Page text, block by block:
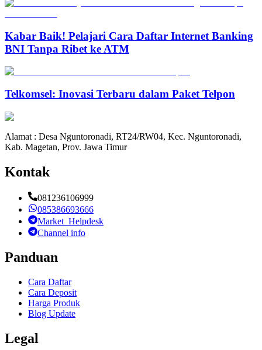
Kabar Baik! Pelajari Cara Daftar Internet Banking
BNI Tanpa Ribet ke ATM
Telkomsel: Inovasi Terbaru dalam Paket Telpon
Alamat : Desa Nguntoronadi, RT24/RW04, Kec. Nguntoronadi,
Kab. Magetan, Prov. Jawa Timur
Kontak
081236106999
085386693666
Market_Helpdesk
Channel info
Panduan
Cara Daftar
Cara Deposit
Harga Produk
Blog Update
Legal